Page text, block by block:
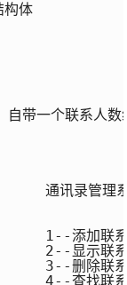
体
联系人数组，
讯录管理系
1--添加联系
2--显示联
删除联系
4--查找联